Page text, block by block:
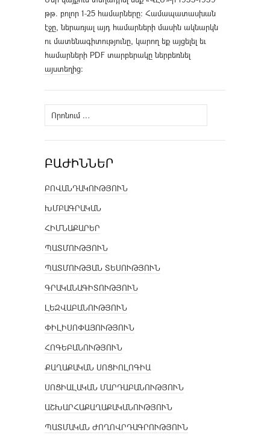
թթ. բոլոր 1-25 համարները։ Համապատասխան
էջը, ներառյալ այդ համարների մասին ակնարկն
ու մատենագիտությունը, կարող եք այցելել եւ
համարների PDF տարբերակը ներբեռնել
այստեղից։
Որոնել՝
ԲԱԺԻՆՆԵՐ
ԲՈՎԱՆԴԱԿՈՒԹՅՈՒՆ
ԽՄԲԱԳՐԱԿԱՆ
ՀԻՄՆԱՔԱՐԵՐ
ՊԱՏՄՈՒԹՅՈՒՆ
ՊԱՏՄՈՒԹՅԱՆ ՏԵՍՈՒԹՅՈՒՆ
ԳՐԱԿԱՆԱԳԻՏՈՒԹՅՈՒՆ
ԼԵԶՎԱԲԱՆՈՒԹՅՈՒՆ
ՓԻԼԻՍՈՓԱՅՈՒԹՅՈՒՆ
ՀՈԳԵԲԱՆՈՒԹՅՈՒՆ
ՔԱՂԱՔԱԿԱՆ ՍՈՑԻՈԼՈԳԻԱ
ՍՈՑԻԱԼԱԿԱՆ ՄԱՐԴԱԲԱՆՈՒԹՅՈՒՆ
ԱՇԽԱՐՀԱՔԱՂԱՔԱԿԱՆՈՒԹՅՈՒՆ
ՊԱՏՄԱԿԱՆ ԺՈՂՈՎՐԴԱԳՐՈՒԹՅՈՒՆ